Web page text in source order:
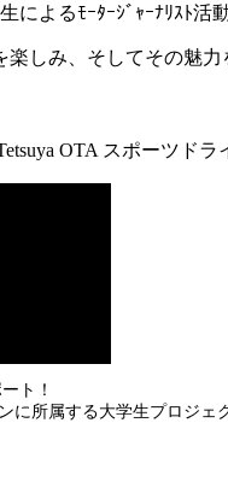
によるﾓｰﾀｰｼﾞｬｰﾅﾘｽﾄ活
楽しみ、そしてその魅
OTA スポーツド
ト！
所属する大学生プロジェ